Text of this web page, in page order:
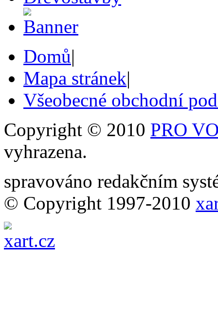
Domů|
Mapa stránek|
Všeobecné obchodní
Copyright © 2010 PRO
vyhrazena.
spravováno redakčním
© Copyright 1997-2010